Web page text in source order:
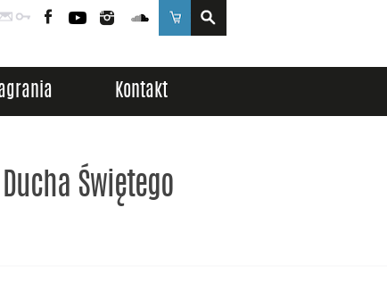
PocztaLogowanie
FacebookYouTubeInstagramSoundCloud
Sklep
Kontakt
Świętego